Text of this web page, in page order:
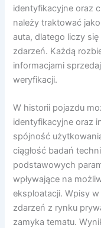
identyfikacyjne oraz
należy traktować
auta, dlatego liczy
zdarzeń. Każdą
informacjami
weryfikacji.
W historii pojazdu
identyfikacyjne oraz
spójność
ciągłość badań
podstawowych
wpływające na
eksploatacji. Wpisy
zdarzeń z rynku
zamyka tematu.